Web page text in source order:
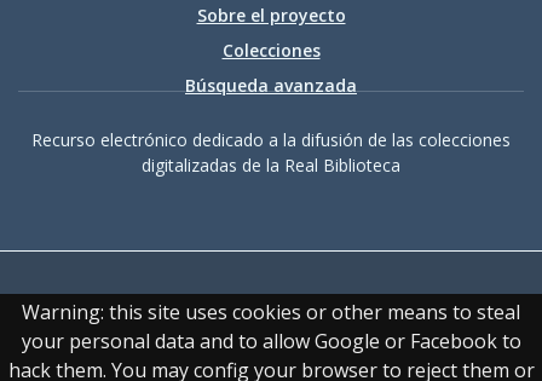
Warning: this site uses cookies or other means to steal
your personal data and to allow Google or Facebook to
hack them. You may config your browser to reject them or
Sobre el proyecto
Colecciones
Búsqueda avanzada
Recurso electrónico dedicado a la difusión de las colecciones
digitalizadas de la Real Biblioteca